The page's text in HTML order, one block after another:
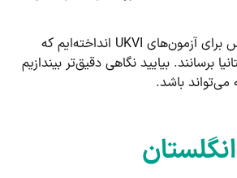
ما نگاهی به انواع آیلتس برای آزمون‌های UKVI انداخته‌ایم که
برسانند. بیایید نگاهی دقیق‌تر بیندازیم
می‌تواند باشد.